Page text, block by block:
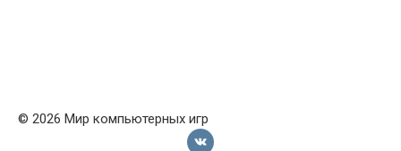
© 2026 Мир компьютерных игр